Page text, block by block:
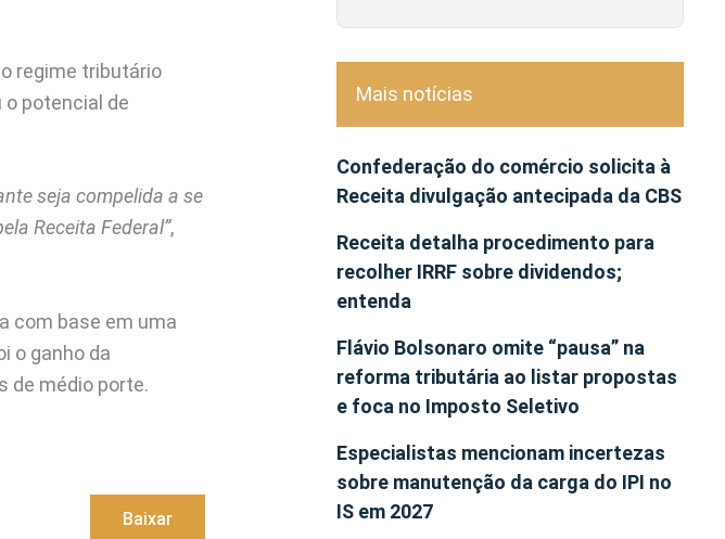
regime tributário
potencial de
seja compelida a se
Receita Federal”,
com base em uma
o ganho da
de médio porte.
Baixar
Mais notícias
Confederação do comércio solicita à
Receita divulgação antecipada da CBS
Receita detalha procedimento para
recolher IRRF sobre dividendos;
entenda
Flávio Bolsonaro omite “pausa” na
reforma tributária ao listar propostas
e foca no Imposto Seletivo
Especialistas mencionam incertezas
sobre manutenção da carga do IPI no
IS em 2027